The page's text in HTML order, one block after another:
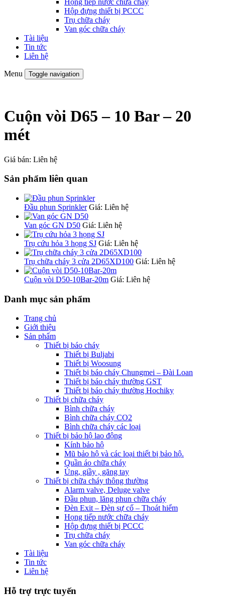
Hộp đựng thiết bị PCCC
Trụ chữa cháy
Van góc chữa cháy
Tài liệu
Tin tức
Liên hệ
Menu Toggle navigation
Cuộn vòi D65 – 10 Bar – 20
mét
Giá bán: Liên hệ
Sản phẩm liên quan
Đầu phun Sprinkler Giá: Liên hệ
Van góc GN D50 Giá: Liên hệ
Trụ cứu hỏa 3 họng SJ Giá: Liên hệ
Trụ chữa cháy 3 cửa 2D65XD100 Giá: Liên hệ
Cuộn vòi D50-10Bar-20m Giá: Liên hệ
Danh mục sản phẩm
Trang chủ
Giới thiệu
Sản phẩm
Thiết bị báo cháy
Thiết bị Buljabi
Thiết bị Woosung
Thiết bị báo cháy Chungmei – Đài Loan
Thiết bị báo cháy thường GST
Thiết bị báo cháy thường Hochiky
Thiết bị chữa cháy
Bình chữa cháy
Bình chữa cháy CO2
Bình chữa cháy các loại
Thiết bị bảo hộ lao động
Kính bảo hộ
Mũ bảo hộ và các loại thiết bị bảo hộ.
Quần áo chữa cháy
Ủng, giầy , găng tay
Thiết bị chữa cháy thông thường
Alarm valve, Deluge valve
Đầu phun, lăng phun chữa cháy
Đèn Exit – Đèn sự cố – Thoát hiểm
Họng tiếp nước chữa cháy
Hộp đựng thiết bị PCCC
Trụ chữa cháy
Van góc chữa cháy
Tài liệu
Tin tức
Liên hệ
Hỗ trợ trực tuyến